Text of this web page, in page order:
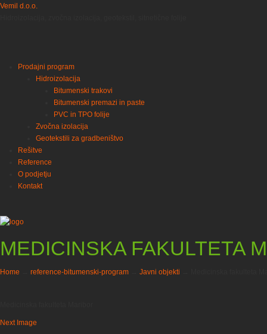
Vemil d.o.o.
Prodajni program
Hidroizolacija
Bitumenski trakovi
Bitumenski premazi in paste
PVC in TPO folije
Zvočna izolacija
Geotekstili za gradbeništvo
Rešitve
Reference
O podjetju
Kontakt
MEDICINSKA FAKULTETA
Home reference-bitumenski-program Javni objekti
Next Image